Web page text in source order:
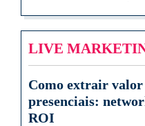
LIVE
Como extrair valor
presenciais:
ROI